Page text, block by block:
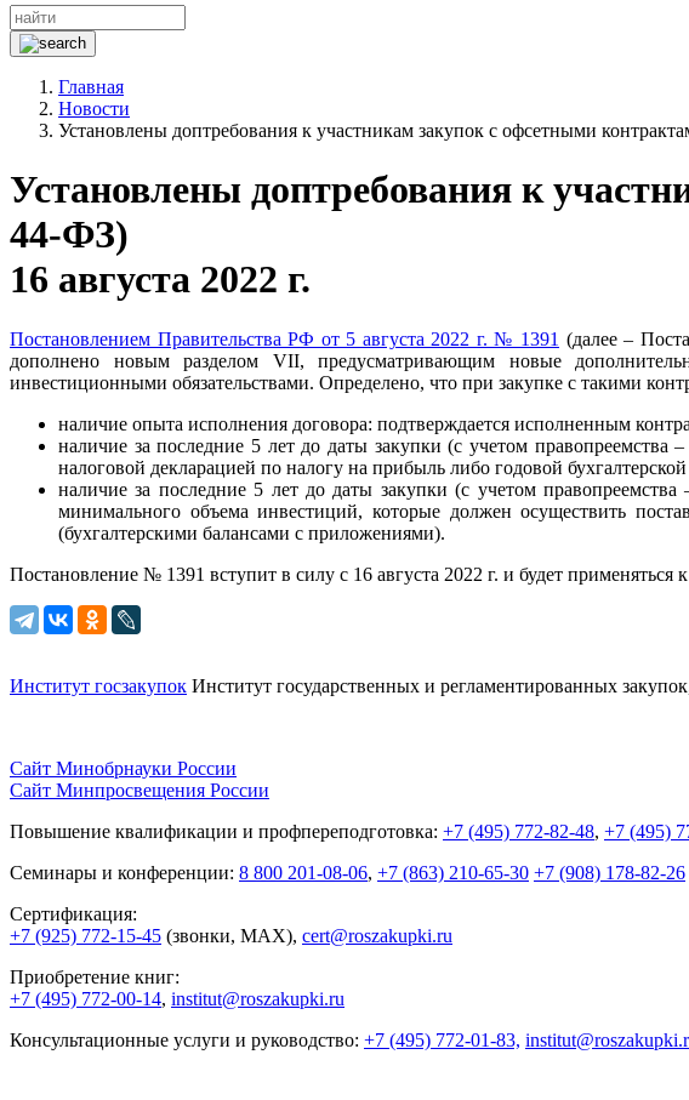
Главная
Новости
Установлены доптребования к участникам закупок с офсетными
Установлены доптребования к
44-ФЗ)
16 августа 2022 г.
Постановлением Правительства РФ от 5 августа 2022 г. № 1391 (далее –
дополнено новым разделом VII, предусматривающим новые
инвестиционными обязательствами. Определено, что при закупке с такими
наличие опыта исполнения договора: подтверждается исполненным
наличие за последние 5 лет до даты закупки (с учетом
налоговой декларацией по налогу на прибыль либо годовой
наличие за последние 5 лет до даты закупки (с учетом
минимального объема инвестиций, которые должен осуществить
(бухгалтерскими балансами с приложениями).
Постановление № 1391 вступит в силу с 16 августа 2022 г. и будет
Институт госзакупок Институт государственных и регламентированных
Сайт Минобрнауки России
Сайт Минпросвещения России
Повышение квалификации и профпереподготовка: +7 (495) 772-82-48, +7 (495)
Семинары и конференции: 8 800 201-08-06, +7 (863) 210-65-30 +7 (908) 178-82-26
Сертификация:
+7 (925) 772-15-45 (звонки, MAX), cert@roszakupki.ru
Приобретение книг:
+7 (495) 772-00-14, institut@roszakupki.ru
Консультационные услуги и руководство: +7 (495) 772-01-83,